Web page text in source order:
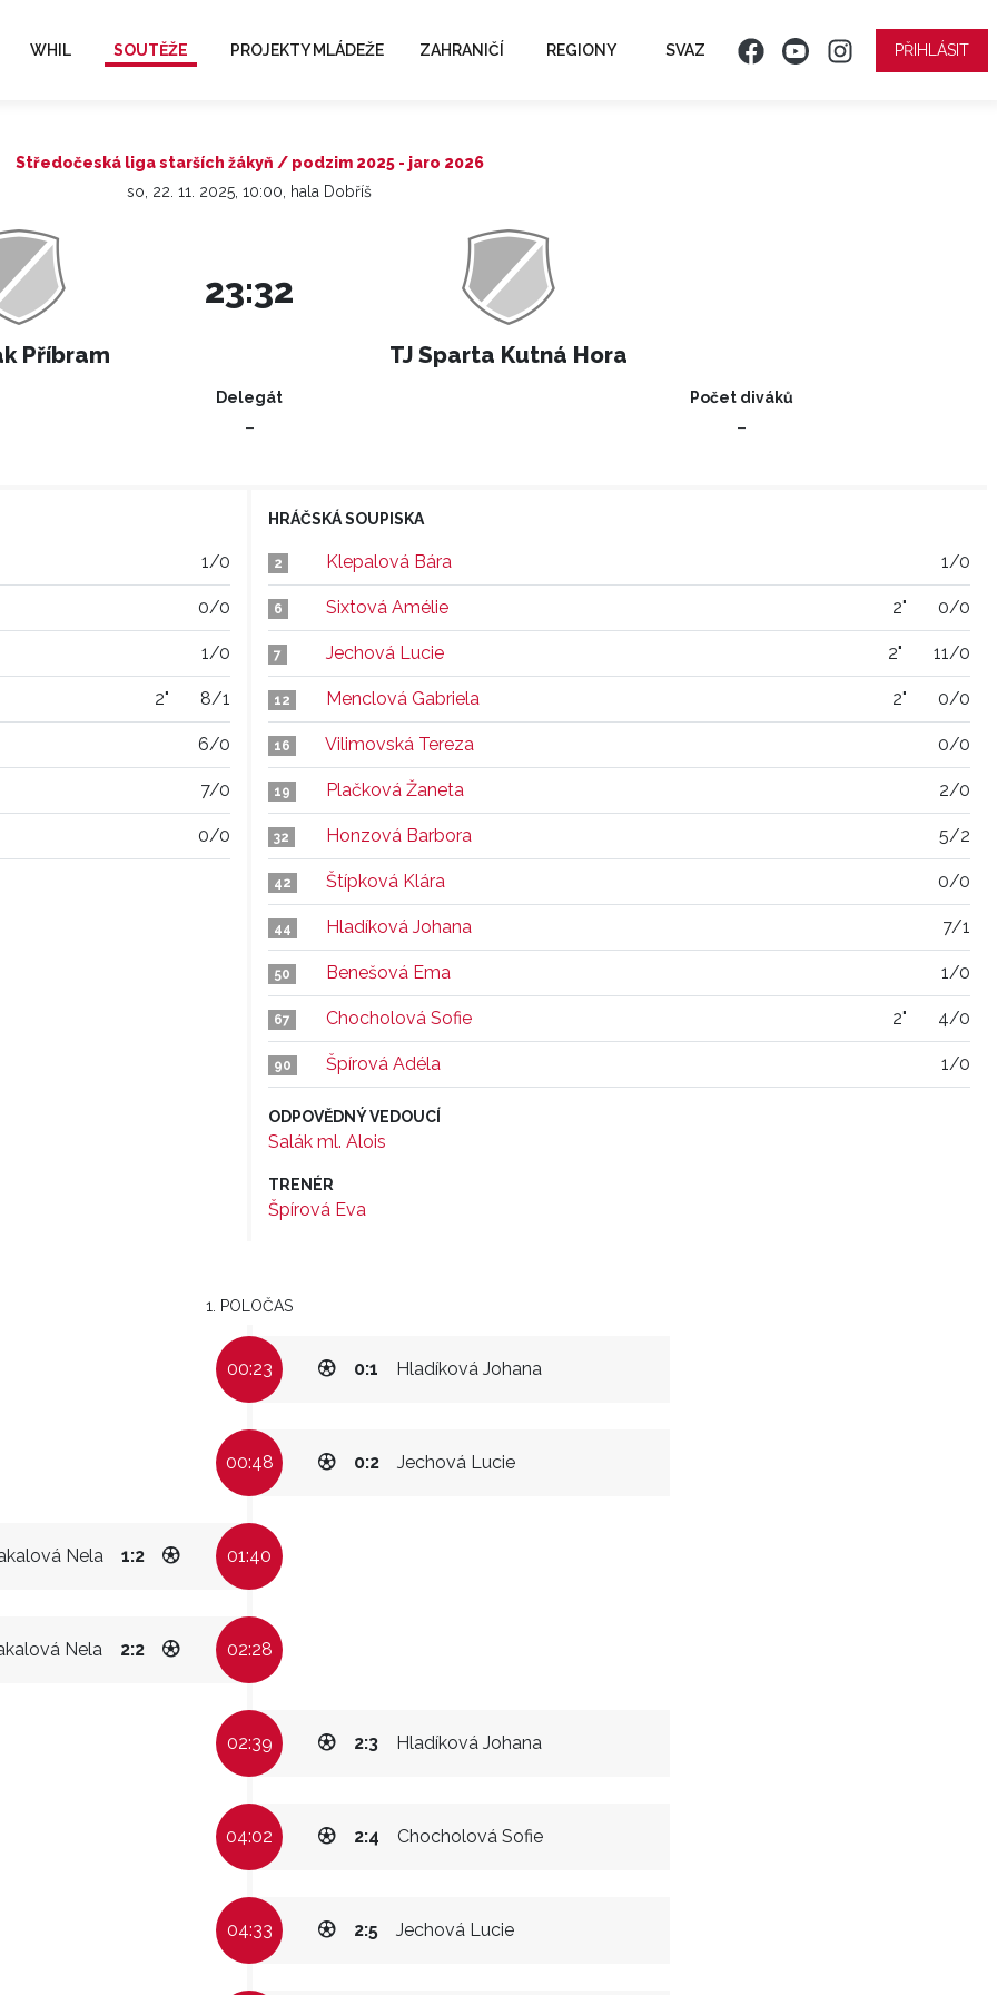
WHIL SOUTĚŽE PROJEKTY MLÁDEŽE ZAHRANIČÍ REGIONY SVAZ PŘIHLÁSIT
Středočeská liga starších žákyň / podzim 2025 - jaro 2026
so, 22. 11. 2025, 10:00, hala Dobříš
Příbram
23:32
TJ Sparta Kutná Hora
Delegát
–
Počet diváků
–
1/0
0/0
1/0
2" 8/1
6/0
7/0
0/0
HRÁČSKÁ SOUPISKA
2 Klepalová Bára 1/0
6 Sixtová Amélie 2" 0/0
7 Jechová Lucie 2" 11/0
12 Menclová Gabriela 2" 0/0
16 Vilimovská Tereza 0/0
19 Plačková Žaneta 2/0
32 Honzová Barbora 5/2
42 Štípková Klára 0/0
44 Hladíková Johana 7/1
50 Benešová Ema 1/0
67 Chocholová Sofie 2" 4/0
90 Špírová Adéla 1/0
ODPOVĚDNÝ VEDOUCÍ
Salák ml. Alois
TRENÉR
Špírová Eva
1. POLOČAS
00:23 Hladíková Johana
0:1
00:48 Jechová Lucie
0:2
Nela 1:2 01:40
Nela 2:2 02:28
02:39 Hladíková Johana
2:3
04:02 Chocholová Sofie
2:4
04:33 Jechová Lucie
2:5